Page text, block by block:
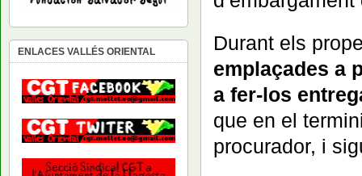
Durant els
emplaçades a
a fer-los
que en el
procurador, i
ENLACES VALLÉS ORIENTAL